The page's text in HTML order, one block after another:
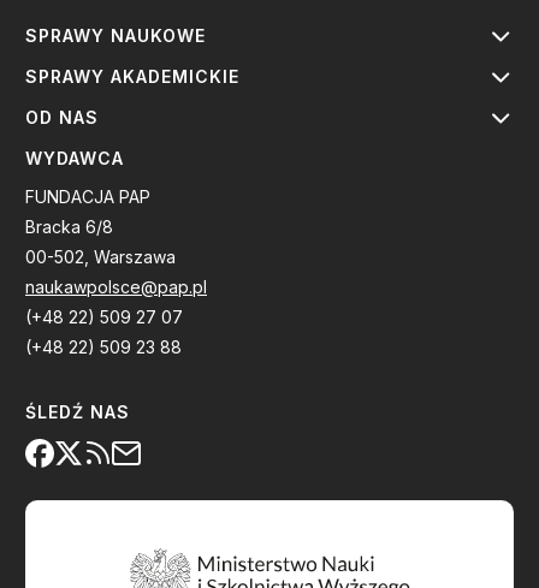
SPRAWY NAUKOWE
SPRAWY AKADEMICKIE
OD NAS
WYDAWCA
FUNDACJA PAP
Bracka 6/8
00-502, Warszawa
naukawpolsce@pap.pl
(+48 22) 509 27 07
(+48 22) 509 23 88
ŚLEDŹ NAS